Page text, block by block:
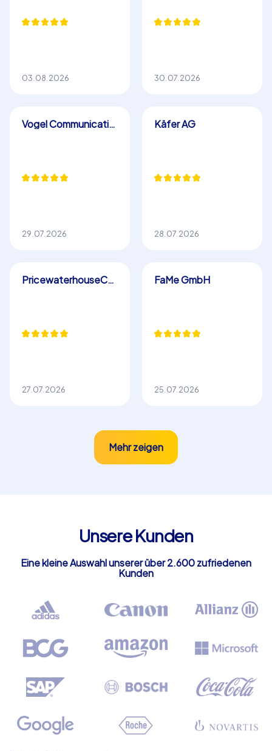
03.08.2026 30.07.2026
Vogel Communications Group GmbH & Co. KG
29.07.2026
Käfer AG
28.07.2026
PricewaterhouseCoopers GmbH WPG
27.07.2026
FaMe GmbH
25.07.2026
Mehr zeigen
Unsere Kunden
Eine kleine Auswahl unserer über 2.600 zufriedenen
Kunden